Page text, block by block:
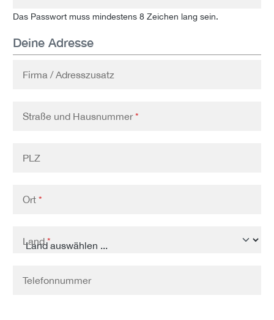
Das Passwort muss mindestens 8 Zeichen lang sein.
Deine Adresse
Firma / Adresszusatz
Straße und Hausnummer*
PLZ
Ort *
Land*
Telefonnummer